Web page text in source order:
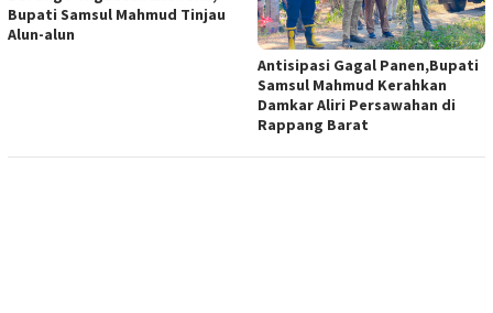
Bupati Samsul Mahmud Tinjau
Alun-alun
Antisipasi Gagal Panen,Bupati
Samsul Mahmud Kerahkan
Damkar Aliri Persawahan di
Rappang Barat